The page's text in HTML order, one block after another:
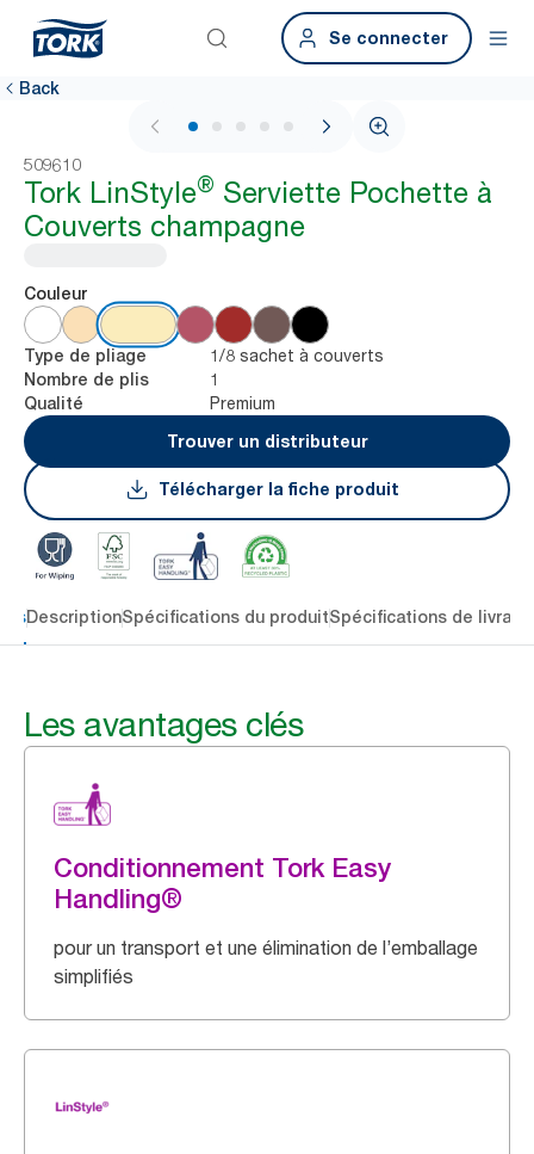
Se connecter
Back
1 / 5
509610
Tork LinStyle® Serviette Pochette à
Couverts champagne
Couleur
Type de pliage 1/8 sachet à couverts
Nombre de plis 1
Qualité
Premium
Trouver un distributeur
Télécharger la fiche produit
DescriptionSpécifications du produitSpécifications de
Les avantages clés
Conditionnement Tork Easy
Handling®
pour un transport et une élimination de l’emballage
simplifiés